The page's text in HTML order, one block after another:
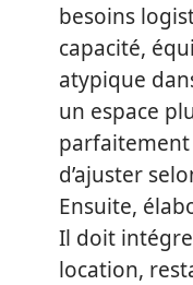
besoins
capacité,
atypique
un espace
parfaitement
d’ajuster
Ensuite,
Il doit
location,